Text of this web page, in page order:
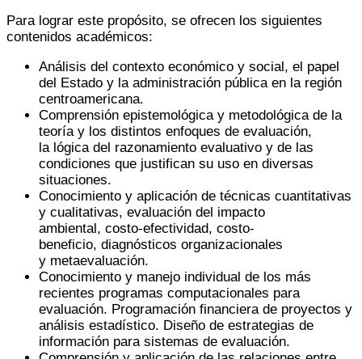
Para lograr este propósito, se ofrecen los siguientes
contenidos académicos:
Análisis del contexto económico y social, el papel
del Estado y la administración pública en la región
centroamericana.
Comprensión epistemológica y metodológica de la
teoría y los distintos enfoques de evaluación,
la lógica del razonamiento evaluativo y de las
condiciones que justifican su uso en diversas
situaciones.
Conocimiento y aplicación de técnicas cuantitativas
y cualitativas, evaluación del impacto
ambiental, costo-efectividad, costo-
beneficio, diagnósticos organizacionales
y metaevaluación.
Conocimiento y manejo individual de los más
recientes programas computacionales para
evaluación. Programación financiera de proyectos y
análisis estadístico. Diseño de estrategias de
información para sistemas de evaluación.